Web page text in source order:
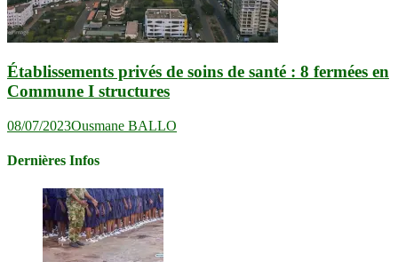
Établissements privés de soins de santé : 8 fermées en
Commune I structures
08/07/2023Ousmane BALLO
Dernières Infos